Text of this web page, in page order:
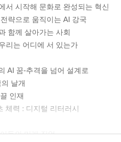
서 시작해 문화로 완성되는 혁신
략으로 움직이는 AI 강국
함께 살아가는 사회
리는 어디에 서 있는가
AI 꿈-추격을 넘어 설계로
날개
인재
체력 : 디지털 리터러시
들의 미래 직업